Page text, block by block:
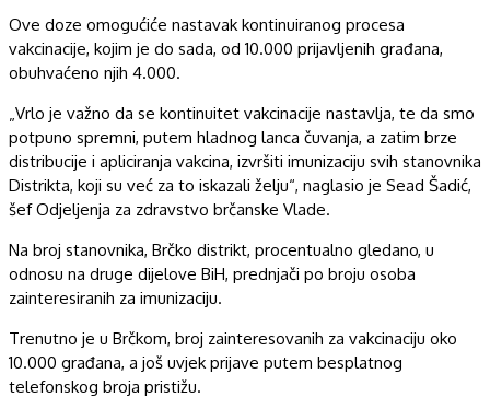
Ove doze omogućiće nastavak kontinuiranog procesa
vakcinacije, kojim je do sada, od 10.000 prijavljenih građana,
obuhvaćeno njih 4.000.
„Vrlo je važno da se kontinuitet vakcinacije nastavlja, te da smo
potpuno spremni, putem hladnog lanca čuvanja, a zatim brze
distribucije i apliciranja vakcina, izvršiti imunizaciju svih stanovnika
Distrikta, koji su već za to iskazali želju“, naglasio je Sead Šadić,
šef Odjeljenja za zdravstvo brčanske Vlade.
Na broj stanovnika, Brčko distrikt, procentualno gledano, u
odnosu na druge dijelove BiH, prednjači po broju osoba
zainteresiranih za imunizaciju.
Trenutno je u Brčkom, broj zainteresovanih za vakcinaciju oko
10.000 građana, a još uvjek prijave putem besplatnog
telefonskog broja pristižu.